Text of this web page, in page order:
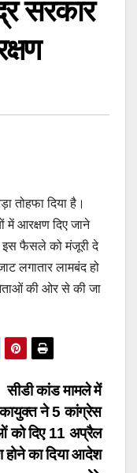
सरकार
तोहफा दिया है।
में आरक्षण दिए जाने
इस फैसले को मंजूरी दे
लगातार लामबंद हो
की ओर से की जा
सीडी कांड मामले में
ने 5 कांग्रेस
को दिए 11 अप्रैल
होने का दिया आदेश